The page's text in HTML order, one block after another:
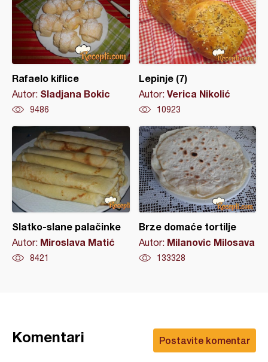
Rafaelo kiflice
Autor: Sladjana Bokic
9486
Lepinje (7)
Autor: Verica Nikolić
10923
Slatko-slane palačinke
Autor: Miroslava Matić
8421
Brze domaće tortilje
Autor: Milanovic Milosava
133328
Postavite komentar
Komentari